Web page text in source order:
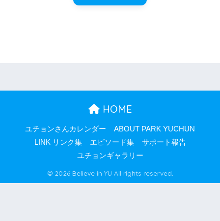
HOME
ユチョンさんカレンダー
ABOUT PARK YUCHUN
LINK リンク集
エピソード集
サポート報告
ユチョンギャラリー
© 2026 Believe in YU All rights reserved.